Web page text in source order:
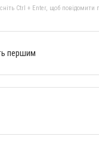
Ctrl + Enter, щоб повідомити
першим